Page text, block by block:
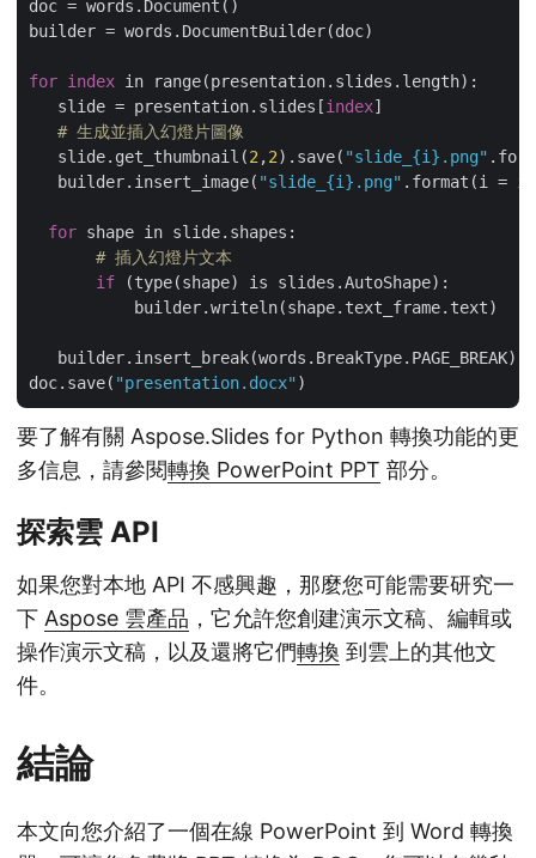
doc = words.Document()
builder = words.DocumentBuilder(doc)
for index in range(presentation.slides.length):
   slide = presentation.slides[
index]
# 生成並插入幻燈片圖像
   slide.get_thumbnail(
2 ,2).save( "slide_{i}.png"
   builder.insert_image(
"slide_{i}.png" .format(i =
for shape in slide.shapes:
# 插入幻燈片文本
if (type(shape) is slides.AutoShape):
           builder.writeln(shape.text_frame.text)
   builder.insert_break(words.BreakType.PAGE_BREAK)
doc.save( "presentation.docx"
要了解有關 Aspose.Slides for Python 轉換功能的更
多信息，請參閱轉換 PowerPoint PPT 部分。
探索雲 API
如果您對本地 API 不感興趣，那麼您可能需要研究一
下 Aspose 雲產品 ，它允許您創建演示文稿、編輯或
操作演示文稿，以及還將它們轉換 到雲上的其他文
件。
結論
本文向您介紹了一個在線 PowerPoint 到 Word 轉換